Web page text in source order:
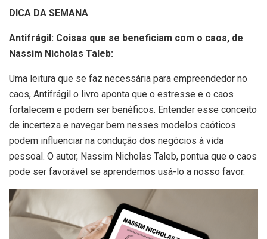
DICA DA SEMANA
Antifrágil: Coisas que se beneficiam com o caos, de
Nassim Nicholas Taleb:
Uma leitura que se faz necessária para empreendedor no
caos, Antifrágil o livro aponta que o estresse e o caos
fortalecem e podem ser benéficos. Entender esse conceito
de incerteza e navegar bem nesses modelos caóticos
podem influenciar na condução dos negócios à vida
pessoal. O autor, Nassim Nicholas Taleb, pontua que o caos
pode ser favorável se aprendemos usá-lo a nosso favor.